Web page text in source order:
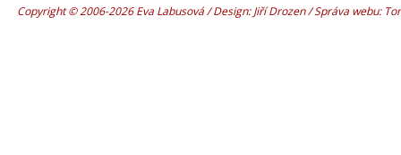
Copyright © 2006-2026 Eva Labusová / Design: Jiří Drozen / Správa webu: